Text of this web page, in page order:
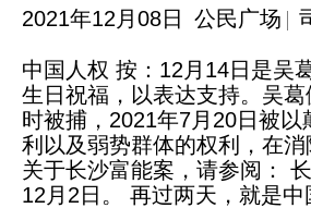
2021年12月08日
公民广场
中国人权 按：12月14日是吴
生日祝福，以表达支持。吴
时被捕，2021年7月20日被
利以及弱势群体的权利，在
关于长沙富能案，请参阅：
12月2日。 再过两天，就是